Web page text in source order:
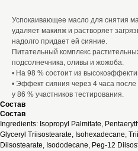
Успокаивающее масло для снятия
удаляет макияж и растворяет
надолго придает ей сияние.
Питательный комплекс
подсолнечника, оливы и жожоба.
• На 98 % состоит из
• Эффект сияния через 4 часа
у 86 % участников тестирования.
Состав
Состав
Ingredients: Isopropyl Palmitate,
Glyceryl Triisostearate, Isohexadecane,
Diisostearate, Isododecane, Peg-12